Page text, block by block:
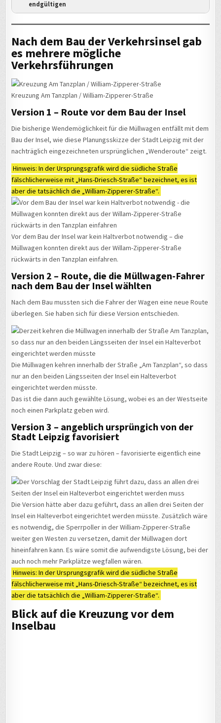
Der Müllwagen verlässt den Straßenbereich William-Zipperer-
Wer auf der Bank sitzt schaut dahin, woher der Wunsch nach
dem Verkehrshindernis kam
Bis zum Bau der Insel war hier genug Platz für Fahrräder, Autos,
Die eingezeichneten Parkplätze sind noch durch
Halteverbotsschildern gesperrt
endgültigen
Doppelt hält besser
Nach dem Bau der Verkehrsinsel gab
es mehrere mögliche
Verkehrsführungen
Kreuzung Am Tanzplan / William-Zipperer-Straße
Version 1 – Route vor dem Bau der Insel
Die bisherige Wendemöglichkeit für die Müllwagen entfällt mit dem
Bau der Insel, wie diese Planungsskizze der Stadt Leipzig mit der
nachträglich eingezeichneten ursprünglichen „Wenderoute“ zeigt.
Hinweis: In der Ursprungsgrafik wird die südliche Straße
fälschlicherweise mit „Hans-Driesch-Straße“ bezeichnet, es ist
aber die tatsächlich die „William-Zipperer-Straße“.
Vor dem Bau der Insel war kein Haltverbot notwendig – die
Müllwagen konnten direkt aus der Willam-Zipperer-Straße
rückwärts in den Tanzplan einfahren.
Version 2 – Route, die die Müllwagen-Fahrer
nach dem Bau der Insel wählten
Nach dem Bau mussten sich die Fahrer der Wagen eine neue Route
überlegen. Sie haben sich für diese Version entschieden.
Die Müllwagen kehren innerhalb der Straße „Am Tanzplan“, so dass
nur an den beiden Längsseiten der Insel ein Halteverbot
eingerichtet werden müsste.
Das ist die dann auch gewählte Lösung, wobei es an der Westseite
noch einen Parkplatz geben wird.
Version 3 – angeblich ursprüngich von der
Stadt Leipzig favorisiert
Die Stadt Leipzig – so war zu hören – favorisierte eigentlich eine
andere Route. Und zwar diese:
Die Version hätte aber dazu geführt, dass an allen drei Seiten der
Insel ein Halteverbot eingerichtet werden müsste. Zusätzlich wäre
es notwendig, die Sperrpoller in der William-Zipperer-Straße
weiter gen Westen zu versetzen, damit der Müllwagen dort
hineinfahren kann. Es wäre somit die aufwendigste Lösung, bei der
auch noch mehr Parkplätze wegfallen wären.
Hinweis: In der Ursprungsgrafik wird die südliche Straße
fälschlicherweise mit „Hans-Driesch-Straße“ bezeichnet, es ist
aber die tatsächlich die „William-Zipperer-Straße“.
Blick auf die Kreuzung vor dem
Inselbau